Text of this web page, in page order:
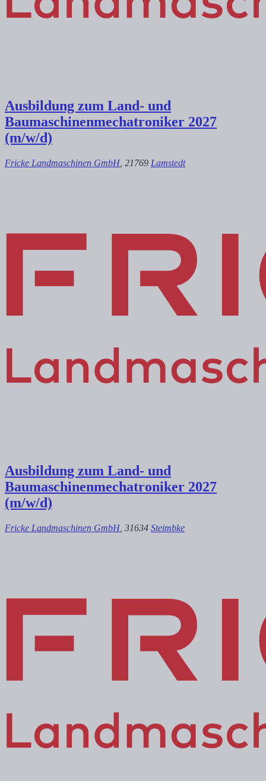
Ausbildung zum Land- und
Baumaschinenmechatroniker 2027
(m/w/d)
Fricke Landmaschinen GmbH , 21769 Lamstedt
Ausbildung zum Land- und
Baumaschinenmechatroniker 2027
(m/w/d)
Fricke Landmaschinen GmbH , 31634 Steimbke